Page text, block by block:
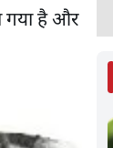
गया है और